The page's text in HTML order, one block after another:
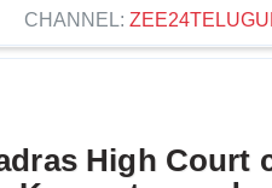
CHANNEL:
High Court